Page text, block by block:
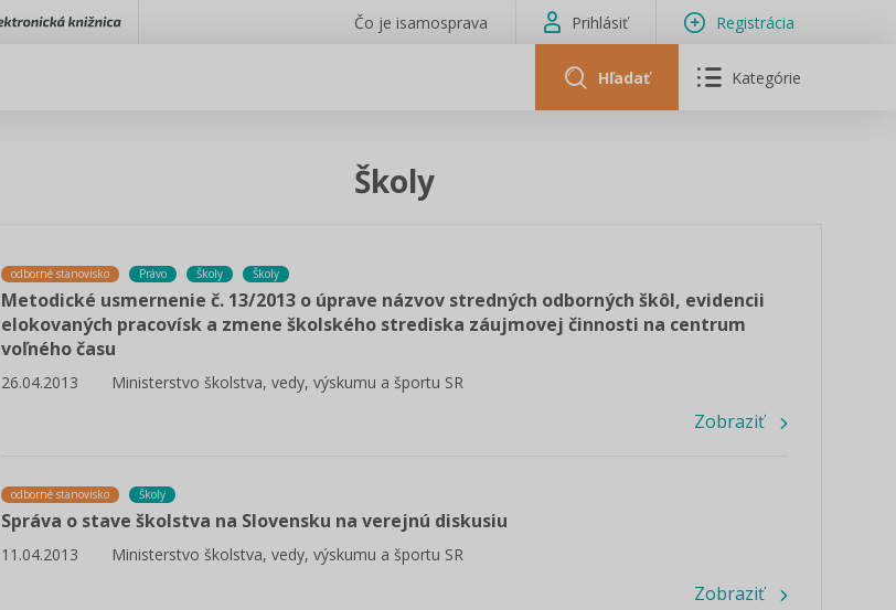
Čo je isamosprava Prihlásiť Registrácia
Hľadať Kategórie
Školy
odborné stanovisko Právo Školy Školy
Metodické usmernenie č. 13/2013 o úprave názvov stredných odborných škôl, evidencii
elokovaných pracovísk a zmene školského strediska záujmovej činnosti na centrum
voľného času
26.04.2013 Ministerstvo školstva, vedy, výskumu a športu SR
Zobraziť
odborné stanovisko Školy
Správa o stave školstva na Slovensku na verejnú diskusiu
11.04.2013 Ministerstvo školstva, vedy, výskumu a športu SR
Zobraziť